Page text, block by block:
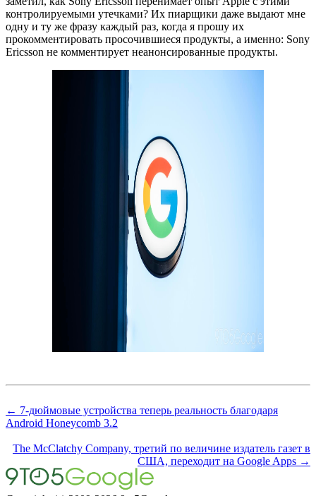
контролируемыми утечками? Их пиарщики даже выдают мне
одну и ту же фразу каждый раз, когда я прошу их
прокомментировать просочившиеся продукты, а именно: Sony
Ericsson не комментирует неанонсированные продукты.
← 7-дюймовые устройства теперь реальность благодаря
Android Honeycomb 3.2
The McClatchy Company, третий по величине издатель газет в
США, переходит на Google Apps →